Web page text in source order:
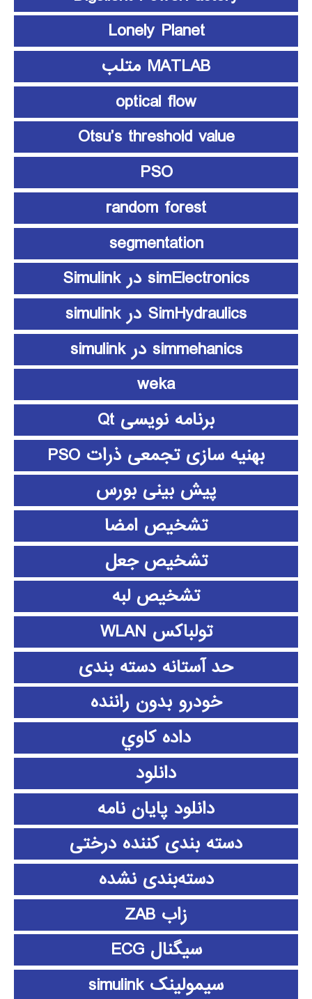
Lonely Planet
MATLAB متلب
optical flow
Otsu’s threshold value
PSO
random forest
segmentation
simElectronics در Simulink
SimHydraulics در simulink
simmehanics در simulink
weka
برنامه نویسی Qt
بهنیه سازی تجمعی ذرات PSO
پیش بینی بورس
تشخیص امضا
تشخیص جعل
تشخیص لبه
تولباکس WLAN
حد آستانه دسته بندی
خودرو بدون راننده
داده كاوي
دانلود
دانلود پايان نامه
دسته بندی کننده درختی
دسته‌بندی نشده
زاب ZAB
سیگنال ECG
سیمولینک simulink